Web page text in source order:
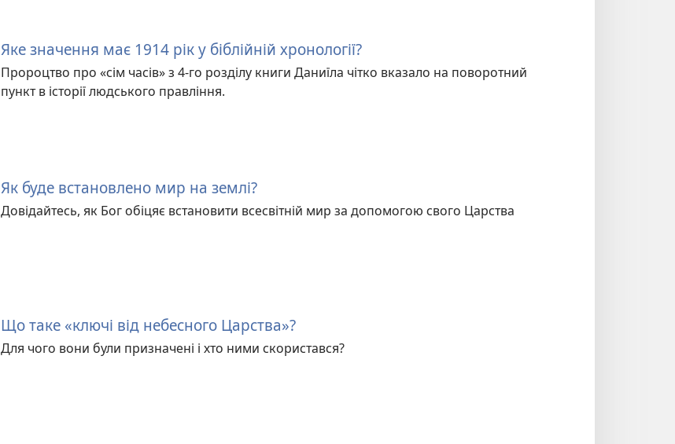
Яке значення має 1914 рік у біблійній хронології?
Пророцтво про «сім часів» з 4-го розділу книги Даниїла чітко вказало на поворотний
пункт в історії людського правління.
Як буде встановлено мир на землі?
Довідайтесь, як Бог обіцяє встановити всесвітній мир за допомогою свого Царства
Що таке «ключі від небесного Царства»?
Для чого вони були призначені і хто ними скористався?